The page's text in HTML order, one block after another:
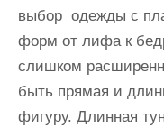
выбор одежды с
форм от лифа к
слишком
быть прямая и
фигуру. Длинная